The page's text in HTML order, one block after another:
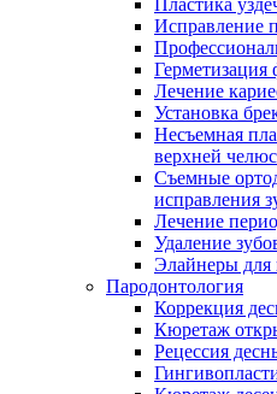
Пластика
Исправление
Герметизация
Лечение
Установка
Несъемная
верхней
Съемные
исправления
Лечение
Удаление
Элайнеры для
Пародонтология
Коррекция
Кюретаж
Рецессия